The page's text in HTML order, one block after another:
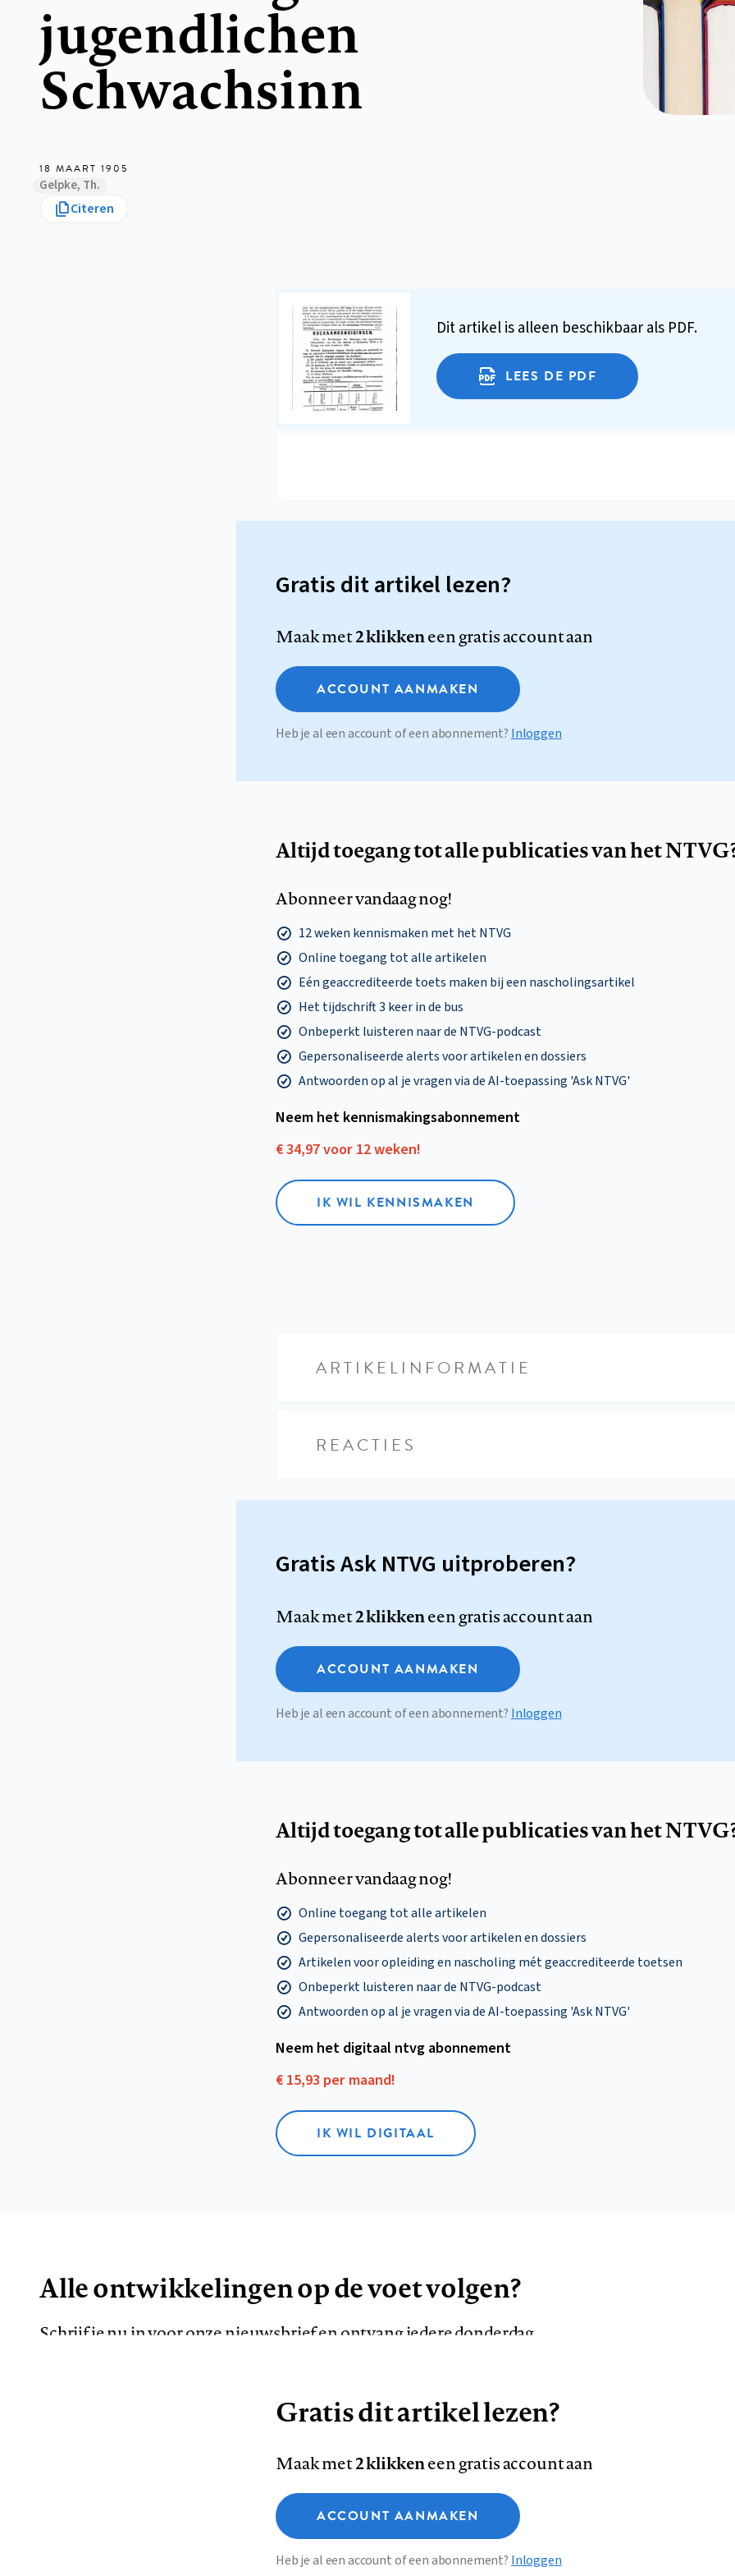
jugendlichen
Schwachsinn
18 MAART 1905
Gelpke, Th.
Citeren
Dit artikel is alleen beschikbaar als PDF.
LEES DE PDF
Gratis dit artikel lezen?
Maak met2 klikkeneen gratis account aan
ACCOUNT AANMAKEN
Heb je al een account of een abonnement? Inloggen
Altijd toegang tot alle publicaties van het
Abonneer vandaag nog!
12 weken kennismaken met het NTVG
Online toegang tot alle artikelen
Eén geaccrediteerde toets maken bij een nascholingsartikel
Het tijdschrift 3 keer in de bus
Onbeperkt luisteren naar de NTVG-podcast
Gepersonaliseerde alerts voor artikelen en dossiers
Antwoorden op al je vragen via de AI-toepassing 'Ask NTVG'
Neem het kennismakings­abonnement
€ 34,97 voor 12 weken!
IK WIL KENNISMAKEN
ARTIKELINFORMATIE
REACTIES
Gratis Ask NTVG uitproberen?
Maak met2 klikkeneen gratis account aan
ACCOUNT AANMAKEN
Heb je al een account of een abonnement? Inloggen
Altijd toegang tot alle publicaties van het
Abonneer vandaag nog!
Online toegang tot alle artikelen
Gepersonaliseerde alerts voor artikelen en dossiers
Artikelen voor opleiding en nascholing mét geaccrediteerde toetsen
Onbeperkt luisteren naar de NTVG-podcast
Antwoorden op al je vragen via de AI-toepassing 'Ask NTVG'
Neem het digitaal ntvg abonnement
€ 15,93 per maand!
IK WIL DIGITAAL
Alle ontwikkelingen op de voet volgen?
Schrijf je nu in voor onze nieuwsbrief en ontvang iedere donderdag
AANMELDEN
Colofon Disclaimer Privacy About us
Deze site gebruikt cookies
Functionele cookies
Analytische cookies
Gratis dit artikel lezen?
Maak met2 klikkeneen gratis account aan
ACCOUNT AANMAKEN
Heb je al een account of een abonnement? Inloggen